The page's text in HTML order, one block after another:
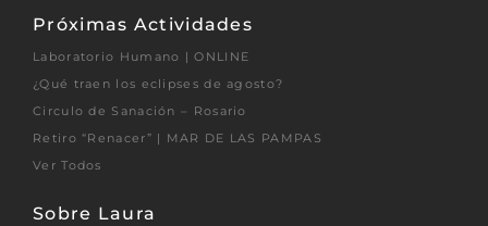
Próximas Actividades
Laboratorio Humano | ONLINE
¿Qué traen los eclipses de agosto?
Circulo de Sanación – Rosario
Retiro “Renacer” | MAR DE LAS PAMPAS
Ver Todos
Sobre Laura